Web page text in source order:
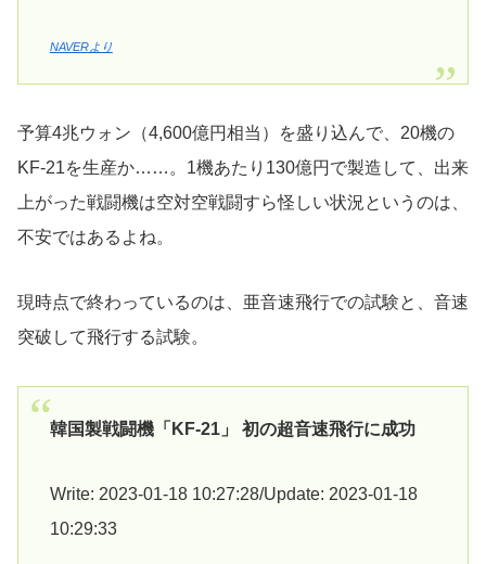
NAVERより
予算4兆ウォン（4,600億円相当）を盛り込んで、20機の
KF-21を生産か……。1機あたり130億円で製造して、出来
上がった戦闘機は空対空戦闘すら怪しい状況というのは、
不安ではあるよね。
現時点で終わっているのは、亜音速飛行での試験と、音速
突破して飛行する試験。
韓国製戦闘機「KF-21」 初の超音速飛行に成功
Write: 2023-01-18 10:27:28/Update: 2023-01-18
10:29:33